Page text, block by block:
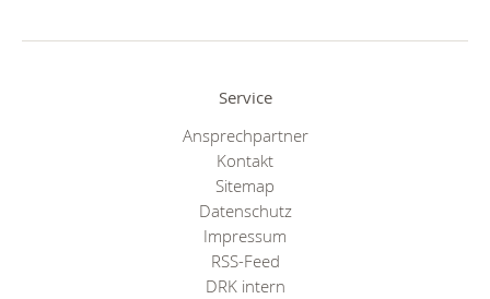
Service
Ansprechpartner
Kontakt
Sitemap
Datenschutz
Impressum
RSS-Feed
DRK intern